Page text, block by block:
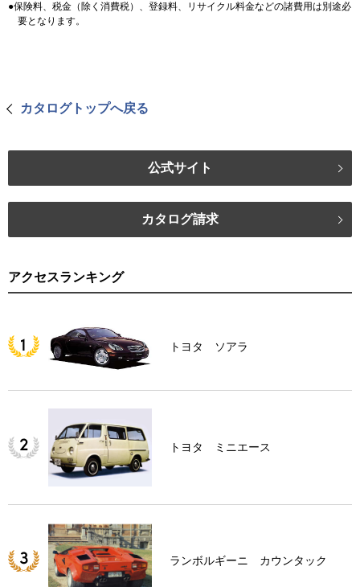
保険料、税金（除く消費税）、登録料、リサイクル料金などの諸費用は別途必
要となります。
カタログトップへ戻る
公式サイト
カタログ請求
アクセスランキング
トヨタ ソアラ
トヨタ ミニエース
ランボルギーニ カウンタック